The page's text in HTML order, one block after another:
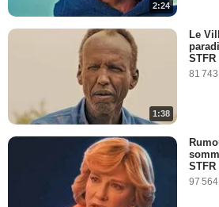
2:24
1:38
Le
STFR
81
STFR
97